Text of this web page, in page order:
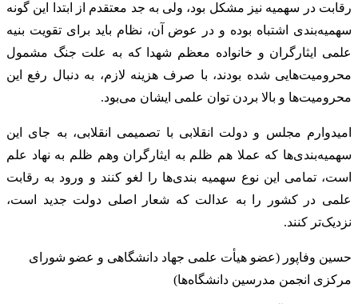
رقابت در سهمیه نیز مشکل بود، ولی به جد معتقدم از ابتدا این گونه
سهمیه‌بندی اشتباه بوده و در عوض آن، نظام باید برای تقویت بنیه
علمی ایثارگران و خانواده معظم شهدا که به علت جنگ مشمول
محرومیت‌هایی شده بودند، با صرف هزینه لازم، به دنبال رفع این
محرومیت‌ها و بالا بردن توان علمی ایشان می‌بود.
امیدوارم مجلس و دولت انقلابی با تصمیمی انقلابی، به جای این
سهمیه‌‌بندی‌ها که عملا هم ظلم به ایثارگران وهم ظلم به نهاد علم
است، تمامی این نوع سهمیه بندی‌ها را لغو کنند و ورود به رقابت
علمی در کشور را به عدالت که شعار اصلی دولت جدید است،
نزدیک‌تر کنند.
حسین وفاپور (عضو هیأت علمی جهاد دانشگاهی و عضو شورای
مرکزی انجمن مدرسین دانشگاه‌ها)